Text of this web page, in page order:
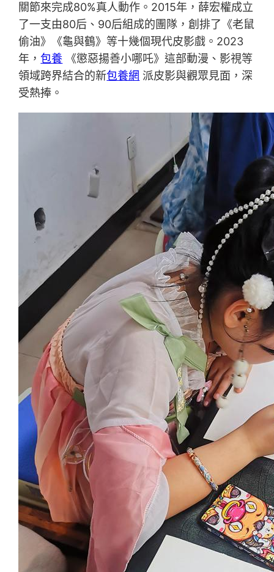
關節來完成80%真人動作。2015年，薛宏權成立
了一支由80后、90后組成的團隊，創排了《老鼠
偷油》《龜與鶴》等十幾個現代皮影戲。2023
年，包養 《懲惡揚善小哪吒》這部動漫、影視等
領域跨界結合的新包養網 派皮影與觀眾見面，深
受熱捧。